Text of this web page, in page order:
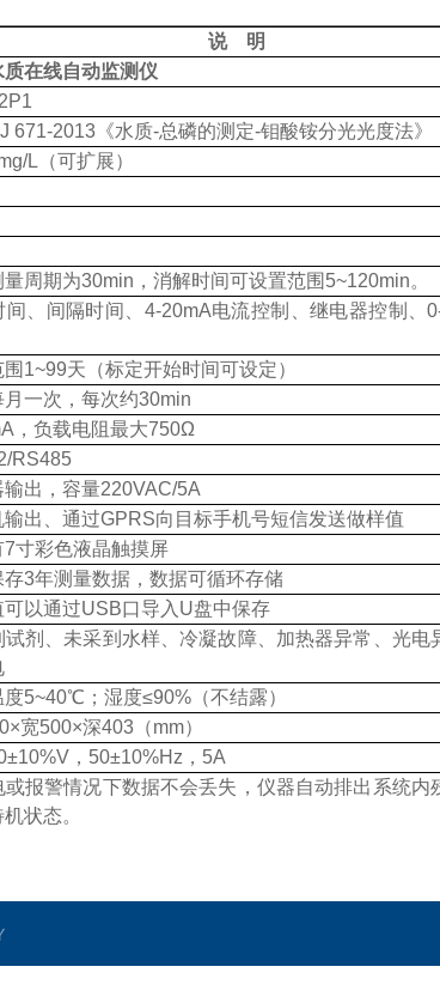
说 明
质在线自动监测仪
2P1
671-2013 《水质-总磷的测定-钼酸铵分光光度法》
L （可扩展）
量周期为30min ，消解时间可设置范围 5~120min。
间 、间隔时间 4-20mA电流控制、继电器控制、
1~99天（标定开始时间可设定）
月一次，每次约30min
，负载电阻最大750Ω
RS485
输出，容量220VAC/5A
输出、通过GPRS向目标手机号短信发送做样值
7寸彩色液晶触摸屏
存3年测量数据，数据可循环存储
可以通过USB口导入 U盘中保存
试剂、未采到水样、冷凝故障、加热器异常、光电
度5~40℃ ；湿度≤90% （不结露）
宽500×深403 （mm）
， 50±10%Hz ， 5A
或报警情况下数据不会丢失， 仪器自动排出系统内
状态。